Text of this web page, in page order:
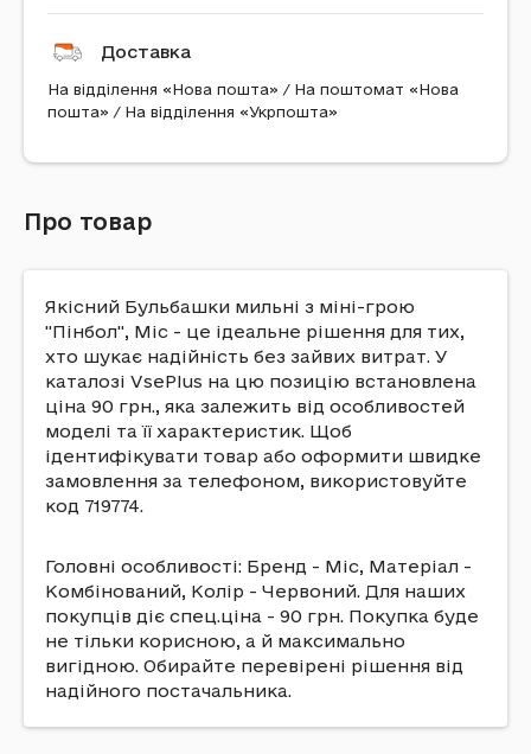
Доставка
На відділення «Нова пошта» / На поштомат «Нова
пошта» / На відділення «Укрпошта»
Про товар
Якісний Бульбашки мильні з міні-грою
"Пінбол", Mic - це ідеальне рішення для тих,
хто шукає надійність без зайвих витрат. У
каталозі VsePlus на цю позицію встановлена
ціна 90 грн., яка залежить від особливостей
моделі та її характеристик. Щоб
ідентифікувати товар або оформити швидке
замовлення за телефоном, використовуйте
код 719774.
Головні особливості: Бренд - Mic, Матеріал -
Комбінований, Колір - Червоний. Для наших
покупців діє спец.ціна - 90 грн. Покупка буде
не тільки корисною, а й максимально
вигідною. Обирайте перевірені рішення від
надійного постачальника.